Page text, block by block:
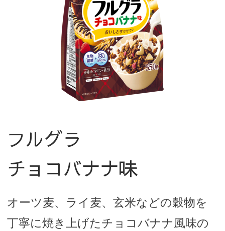
フルグラ
チョコバナナ味
オーツ麦、ライ麦、玄米などの穀物を
丁寧に焼き上げたチョコバナナ風味の